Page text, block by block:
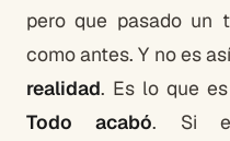
pero que pasado un
como antes. Y no es
realidad. Es lo que
Todo acabó. Si